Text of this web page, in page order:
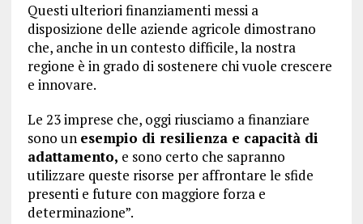
Questi ulteriori finanziamenti messi a
disposizione delle aziende agricole dimostrano
che, anche in un contesto difficile, la nostra
regione è in grado di sostenere chi vuole crescere
e innovare.
Le 23 imprese che, oggi riusciamo a finanziare
sono un esempio di resilienza e capacità di
adattamento, e sono certo che sapranno
utilizzare queste risorse per affrontare le sfide
presenti e future con maggiore forza e
determinazione”.